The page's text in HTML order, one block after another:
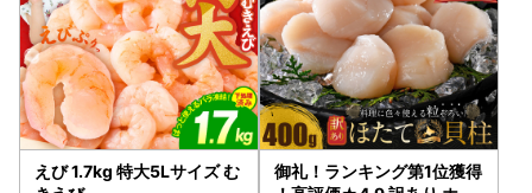
えび 1.7kg 特大5Lサイズ む
御礼！ランキング第1位獲得